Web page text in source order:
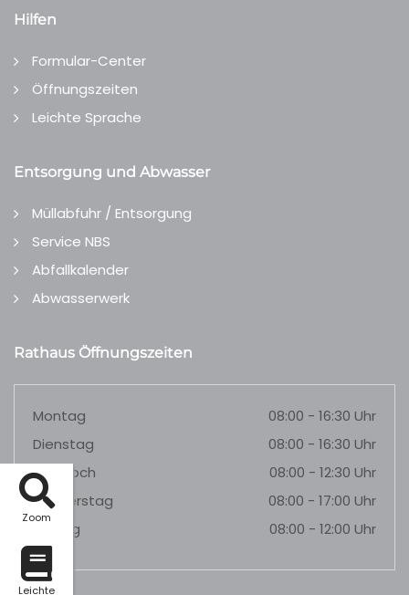
Zoom
Leichte
Hilfen
Formular-Center
Öffnungszeiten
Leichte Sprache
Entsorgung und Abwasser
Müllabfuhr / Entsorgung
Service NBS
Abfallkalender
Abwasserwerk
Rathaus Öffnungszeiten
Montag
08:00 - 16:30 Uhr
Dienstag
08:00 - 16:30 Uhr
Mittwoch
08:00 - 12:30 Uhr
Donnerstag
08:00 - 17:00 Uhr
Freitag
08:00 - 12:00 Uhr